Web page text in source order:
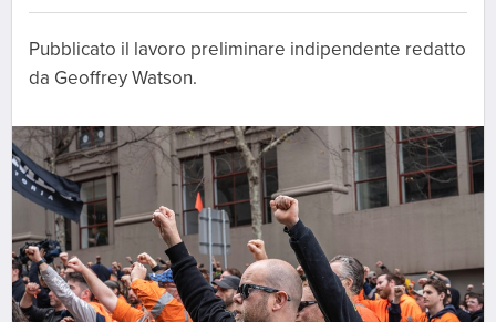
Pubblicato il lavoro preliminare indipendente redatto
da Geoffrey Watson.